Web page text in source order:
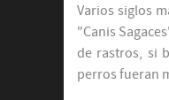
Varios siglos
"Canis
de rastros, si
perros fueran